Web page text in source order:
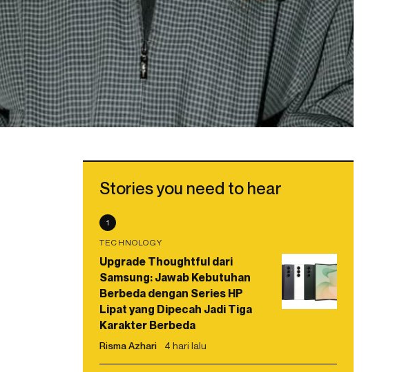
Stories you need to hear
1
TECHNOLOGY
Upgrade Thoughtful dari
Samsung: Jawab Kebutuhan
Berbeda dengan Series HP
Lipat yang Dipecah Jadi Tiga
Karakter Berbeda
Risma Azhari 4 hari lalu